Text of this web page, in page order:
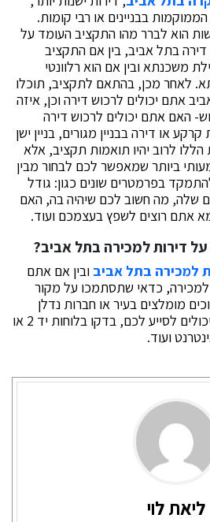
בבניינים או רבי קומות.
הוא לברר מהו התקציב העומד על
בתל אביב, בין אם התקציב
משכנתא ובין אם הוא רלוונטי
לאחר מכן, בהתאם לתקציב, תוכלו
אתם יכולים לרכוש דירה וכן, איזה
האם אתם יכולים לרכוש דירה
או דירה בבניין מגורים, בניין ישן
לרוב יהיו תואמות תקציב, אלא
ביותר שמאפשר לכם לבחור מבין
בפרמטרים שונים כגון: גודל
שלה, מה חשוב לכם שיהיה בה, האם
אתם רוצים לשפץ בעצמכם ועוד.
על דירות למכירה בתל אביב?
למכירה בתל אביב ובין אם אתם
כדאי שתסתמכו על מקור
מומלצים בעיר או חברות נדלן
העוסקות בתחום האם הם יכולים לסייע לכם, בדקו בלוחות יד 2 או
ועוד.
ליאת לוי